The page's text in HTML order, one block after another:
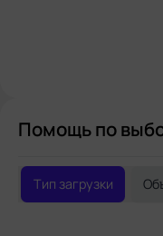
Помощь по
Тип загрузки